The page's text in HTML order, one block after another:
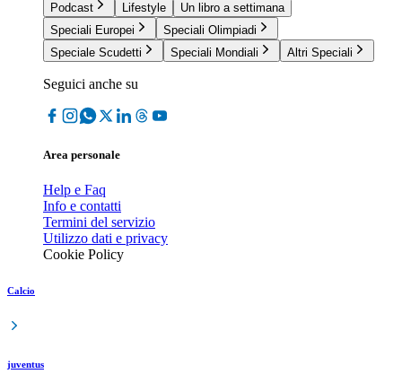
Podcast
Lifestyle
Un libro a settimana
Speciali Europei
Speciali Olimpiadi
Speciale Scudetti
Speciali Mondiali Altri Speciali
Seguici anche su
Area personale
Help e Faq
Info e contatti
Termini del servizio
Utilizzo dati e privacy
Cookie Policy
Calcio
juventus